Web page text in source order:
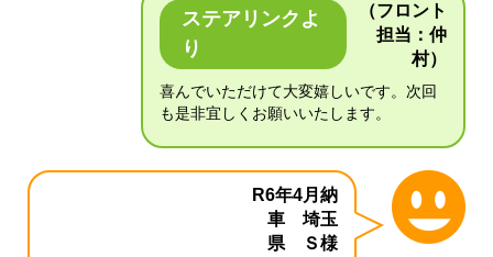
ステアリンクよ
り
（フロント
担当：仲
村）
喜んでいただけて大変嬉しいです。次回
も是非宜しくお願いいたします。
R6年4月納
車 埼玉
県 Ｓ様